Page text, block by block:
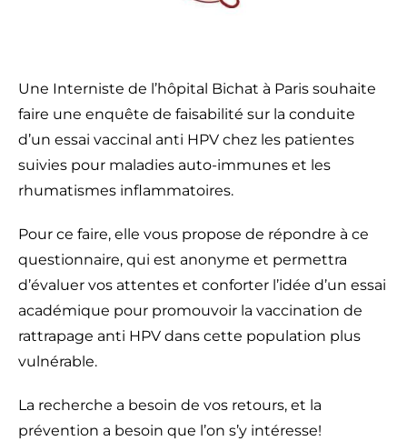
Une Interniste de l’hôpital Bichat à Paris souhaite
faire une enquête de faisabilité sur la conduite
d’un essai vaccinal anti HPV chez les patientes
suivies pour maladies auto-immunes et les
rhumatismes inflammatoires.
Pour ce faire, elle vous propose de répondre à ce
questionnaire, qui est anonyme et permettra
d’évaluer vos attentes et conforter l’idée d’un essai
académique pour promouvoir la vaccination de
rattrapage anti HPV dans cette population plus
vulnérable.
La recherche a besoin de vos retours, et la
prévention a besoin que l’on s’y intéresse!